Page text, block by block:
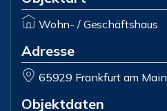
Wohn- / Geschäftshaus
Adresse
65929 Frankfurt am Main
Objektdaten